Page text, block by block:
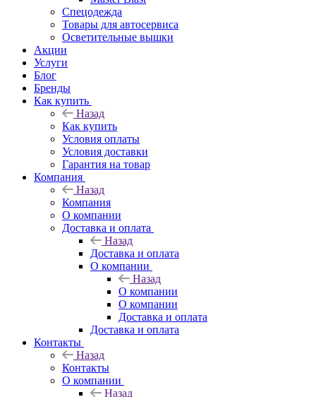
Спецодежда
Товары для автосервиса
Осветительные вышки
Акции
Услуги
Блог
Бренды
Как купить
Назад
Как купить
Условия оплаты
Условия доставки
Гарантия на товар
Компания
Назад
Компания
О компании
Доставка и оплата
Назад
Доставка и оплата
О компании
Назад
О компании
О компании
Доставка и оплата
Доставка и оплата
Контакты
Назад
Контакты
О компании
Назад